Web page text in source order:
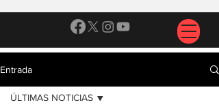
Entrada
ÚLTIMAS NOTICIAS